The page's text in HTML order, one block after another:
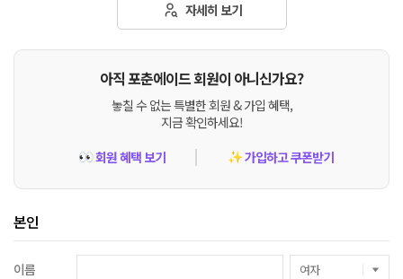
자세히 보기
아직 포춘에이드 회원이 아니신가요?
놓칠 수 없는 특별한 회원 & 가입 혜택,
지금 확인하세요!
👀회원 혜택 보기 ✨가입하고 쿠폰받기
본인
이름